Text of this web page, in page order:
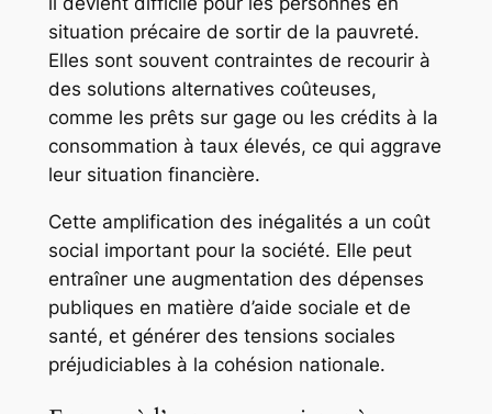
situation précaire de sortir de la pauvreté.
Elles sont souvent contraintes de recourir à
des solutions alternatives coûteuses,
comme les prêts sur gage ou les crédits à la
consommation à taux élevés, ce qui aggrave
leur situation financière.
Cette amplification des inégalités a un coût
social important pour la société. Elle peut
entraîner une augmentation des dépenses
publiques en matière d’aide sociale et de
santé, et générer des tensions sociales
préjudiciables à la cohésion nationale.